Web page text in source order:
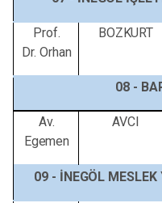
Prof.
Dr. Orhan
BOZKURT
08 -
Av.
Egemen
AVCI
09 - İNEGÖL MESLEK